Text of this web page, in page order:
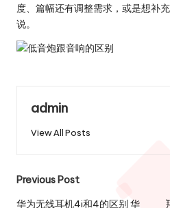
度、篇幅还有调整需求，或是想补
说。
admin
View All Posts
Post
Previous Post
华为无线耳机4i和4的区别 华